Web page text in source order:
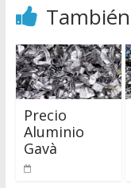
Precio
Aluminio
Gavà